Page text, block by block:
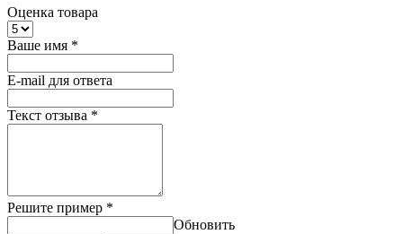
Оценка товара
Ваше имя *
E-mail для ответа
Текст отзыва *
Решите пример *
Обновить